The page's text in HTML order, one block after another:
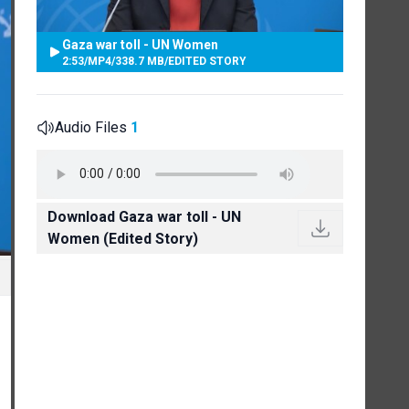
Gaza war toll - UN Women
2:53/MP4/338.7 MB/EDITED STORY
Audio Files 1
Download Gaza war toll - UN
Women (Edited Story)